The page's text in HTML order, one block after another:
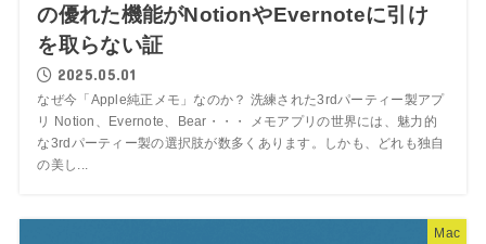
の優れた機能がNotionやEvernoteに引け
を取らない証
2025.05.01
なぜ今「Apple純正メモ」なのか？ 洗練された3rdパーティー製アプ
リ Notion、Evernote、Bear・・・ メモアプリの世界には、魅力的
な3rdパーティー製の選択肢が数多くあります。しかも、どれも独自
の美し...
Mac